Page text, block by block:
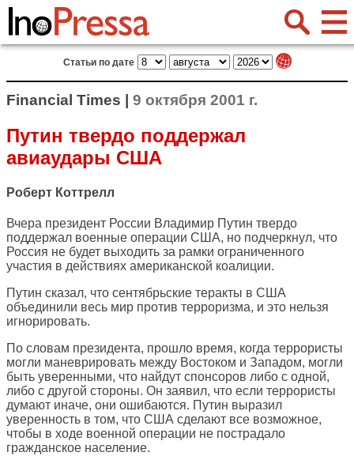
Статьи по дате
Financial Times | 9 октября 2001 г.
Путин твердо поддержал
авиаудары США
Роберт Коттрелл
Вчера президент России Владимир Путин твердо
поддержал военные операции США, но подчеркнул, что
Россия не будет выходить за рамки ограниченного
участия в действиях американской коалиции.
Путин сказал, что сентябрьские теракты в США
объединили весь мир против терроризма, и это нельзя
игнорировать.
По словам президента, прошло время, когда террористы
могли маневрировать между Востоком и Западом, могли
быть уверенными, что найдут спонсоров либо с одной,
либо с другой стороны. Он заявил, что если террористы
думают иначе, они ошибаются. Путин выразил
уверенность в том, что США сделают все возможное,
чтобы в ходе военной операции не пострадало
гражданское население.